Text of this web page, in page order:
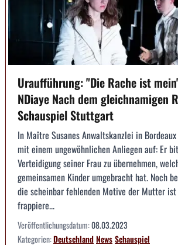
Uraufführung: "Die Rache ist
NDiaye Nach dem gleichnamigen
Schauspiel Stuttgart
In Maître Susanes Anwaltskanzlei in
mit einem ungewöhnlichen Anliegen auf: Er
Verteidigung seiner Frau zu übernehmen,
gemeinsamen Kinder umgebracht hat. Noch
die scheinbar fehlenden Motive der Mutter
frappiere...
Veröffentlichungsdatum:08.03.2023
Kategorien:DeutschlandNewsSchauspiel